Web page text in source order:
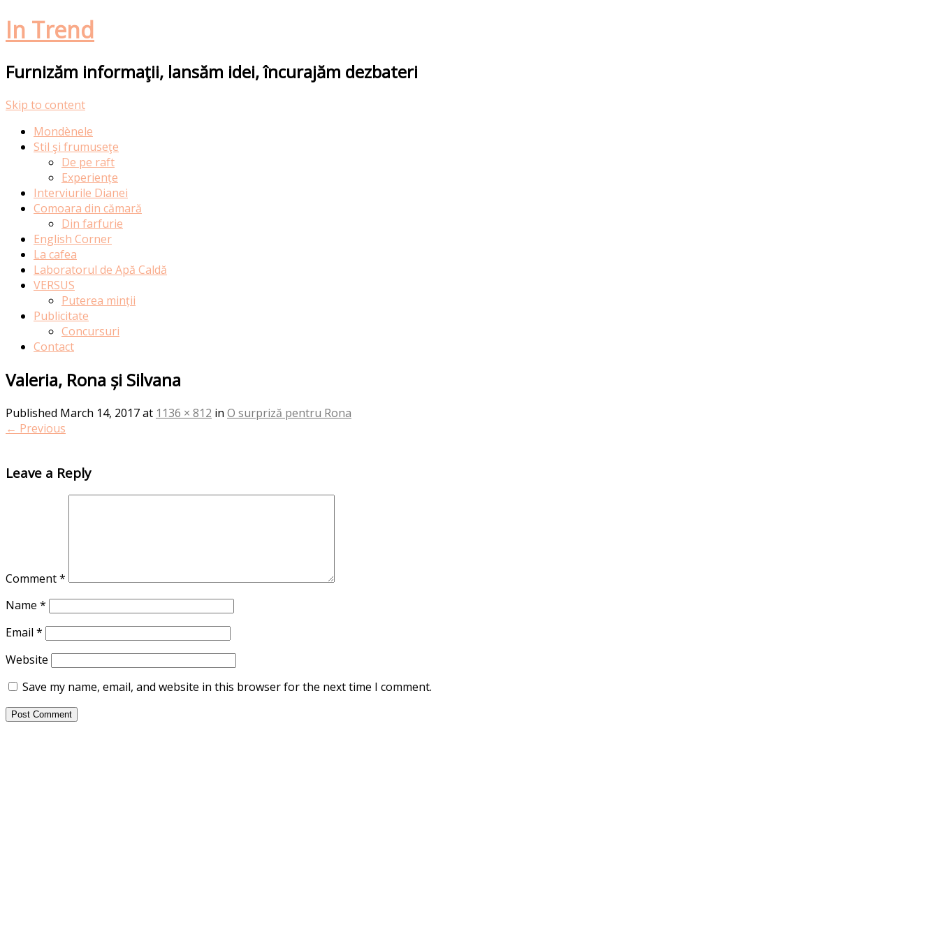
In Trend
Furnizăm informaţii, lansăm idei, încurajăm dezbateri
Skip to content
Mondènele
Stil şi frumuseţe
De pe raft
Experiențe
Interviurile Dianei
Comoara din cămară
Din farfurie
English Corner
La cafea
Laboratorul de Apă Caldă
VERSUS
Puterea minții
Publicitate
Concursuri
Contact
Valeria, Rona și Silvana
Published March 14, 2017at 1136 × 812 in O surpriză pentru Rona
← Previous
Leave a Reply
Comment*
Name *
Email *
Website
Save my name, email, and website in this browser for the next time I comment.